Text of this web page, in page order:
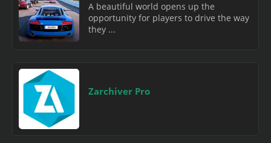
A beautiful world opens up the
opportunity for players to drive the way
they ...
Zarchiver Pro